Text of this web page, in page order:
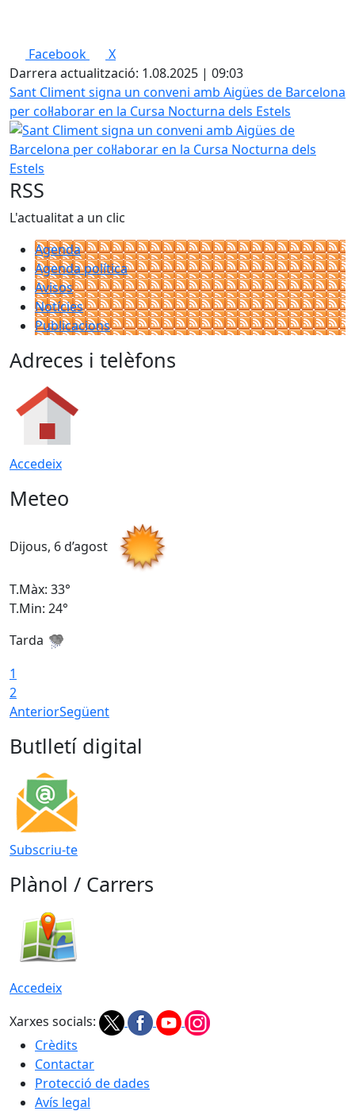
Facebook
X
Darrera actualització: 1.08.2025 | 09:03
Sant Climent signa un conveni amb Aigües de Barcelona
per col·laborar en la Cursa Nocturna dels Estels
RSS
L'actualitat a un clic
Agenda
Agenda política
Avisos
Notícies
Publicacions
Adreces i telèfons
Accedeix
Meteo
Dijous, 6 d’agost
T.Màx: 33°
T.Min: 24°
Tarda
1
2
AnteriorSegüent
Butlletí digital
Subscriu-te
Plànol / Carrers
Accedeix
Xarxes socials:
Crèdits
Contactar
Protecció de dades
Avís legal